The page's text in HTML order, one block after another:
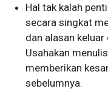
Hal tak kalah
secara singkat
dan alasan
Usahakan
memberikan
sebelumnya.